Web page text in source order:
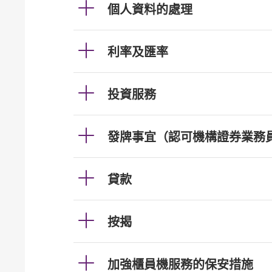
個人資料的處理
利率及匯率
投資服務
發牌事宜（認可機構證券業務
貸款
按揭
加強櫃員機服務的保安措施